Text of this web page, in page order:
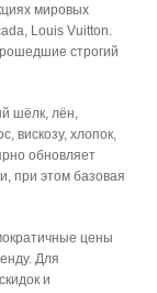
мировых
Louis Vuitton.
строгий
шёлк, лён,
вискозу, хлопок,
обновляет
при этом базовая
цены
Для
и